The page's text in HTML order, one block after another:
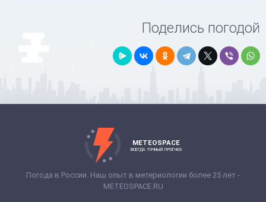
Поделись погодой
METEOSPACE
ВСЕГДА ТОЧНЫЙ ПРОГНОЗ
Погода в России. Наш опыт в метериологии более 25 лет -
METEOSPACE.RU